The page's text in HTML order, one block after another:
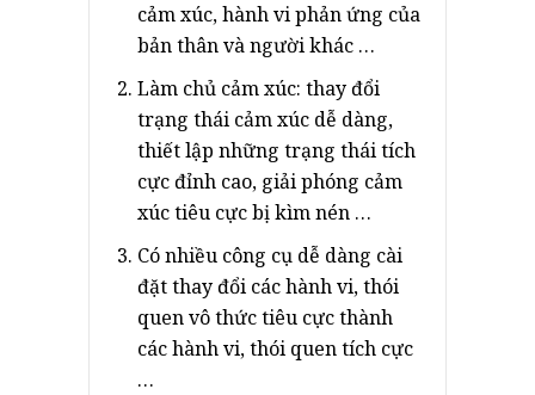
cảm xúc, hành vi phản ứng của
bản thân và người khác …
Làm chủ cảm xúc: thay đổi
trạng thái cảm xúc dễ dàng,
thiết lập những trạng thái tích
cực đỉnh cao, giải phóng cảm
xúc tiêu cực bị kìm nén …
Có nhiều công cụ dễ dàng cài
đặt thay đổi các hành vi, thói
quen vô thức tiêu cực thành
các hành vi, thói quen tích cực
…